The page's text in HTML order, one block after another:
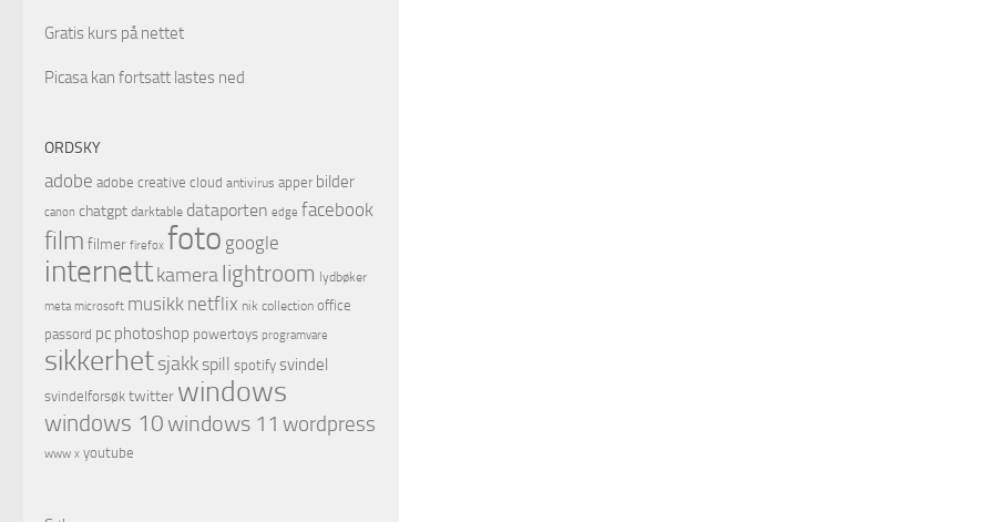
Gratis kurs på nettet
Picasa kan fortsatt lastes ned
ORDSKY
adobe adobe creative cloud antivirus apper bilder
canon chatgpt darktable dataporten edge facebook
film filmer firefox foto google
internettkameralightroom lydbøker
meta microsoft musikk netflix nik collection office
passord pc photoshop powertoys programvare
sikkerhetsjakkspill spotify svindel
svindelforsøk twitter windows
windows 10windows 11 wordpress
www x youtube